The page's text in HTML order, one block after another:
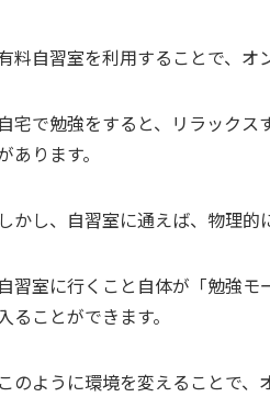
料自習室を利用することで、オ
自宅で勉強をすると、リラック
あります。
しかし、自習室に通えば、物理的
自習室に行くこと自体が「勉強
ることができます。
このように環境を変えることで